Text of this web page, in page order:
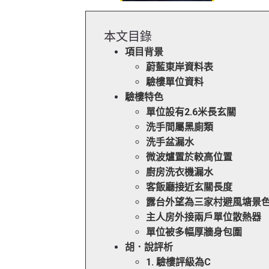
本文目錄
項目背景
蔚藍東岸資料表
驗樓單位資料
驗樓特色
單位設有2.6米長玄關
洗手間屬黑廁類
洗手盆漏水
微波爐置於較高位置
廚房洗衣機漏水
客飯廳接近玄關長度
露台外望為三家村避風塘景
主人房外接兩戶單位散熱器
單位被多幅厚牆身包圍
胡．說評析
1. 驗樓評級為C